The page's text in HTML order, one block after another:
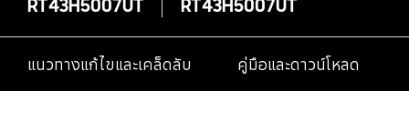
RT43H5007UT RT43H5007UT
แนวทางแก้ไขและเคล็ดลับ คู่มือและดาวน์โหลด